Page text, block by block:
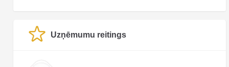
Uzņēmumu reitings